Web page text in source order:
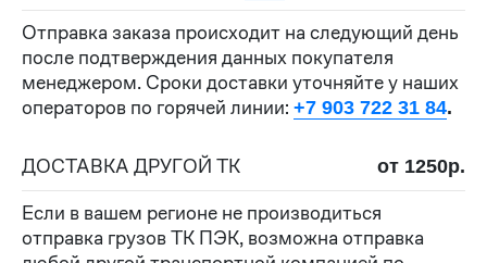
Отправка заказа происходит на следующий день
после подтверждения данных покупателя
менеджером. Сроки доставки уточняйте у наших
операторов по горячей линии: +7 903 722 31 84.
ДОСТАВКА ДРУГОЙ ТК от 1250р.
Если в вашем регионе не производиться
отправка грузов ТК ПЭК, возможна отправка